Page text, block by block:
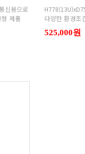
제품
다양한 환경조
525,000원